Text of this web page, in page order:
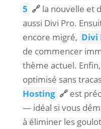
5 🔗la nouvelle et
aussi Divi Pro.
encore migré, Divi
de commencer
thème actuel.
optimisé sans
Hosting 🔗est
— idéal si vous
à éliminer les